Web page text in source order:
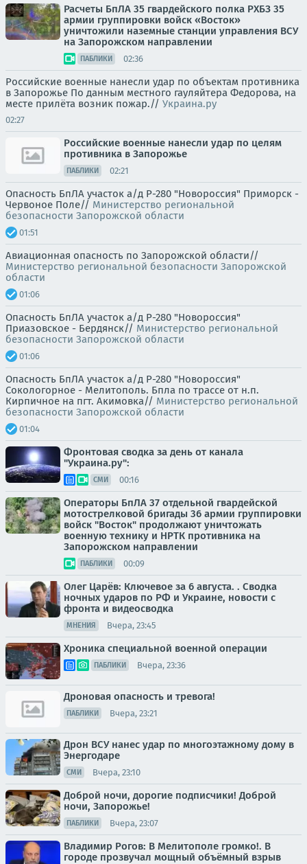
Расчеты БпЛА 35 гвардейского полка РХБЗ 35
армии группировки войск «Восток»
уничтожили наземные станции управления ВСУ
на Запорожском направлении
ПАБЛИКИ 02:36
Российские военные нанесли удар по объектам противника
в Запорожье По данным местного гауляйтера Федорова, на
месте прилёта возник пожар.// Украина.ру
02:27
Российские военные нанесли удар по целям
противника в Запорожье
ПАБЛИКИ 02:21
Опасность БпЛА участок а/д Р-280 "Новороссия" Приморск -
Червоное Поле// Министерство региональной
безопасности Запорожской области
01:51
Авиационная опасность по Запорожской области//
Министерство региональной безопасности Запорожской
области
01:06
Опасность БпЛА участок а/д Р-280 "Новороссия"
Приазовское - Бердянск// Министерство региональной
безопасности Запорожской области
01:06
Опасность БпЛА участок а/д Р-280 "Новороссия"
Сокологорное - Мелитополь. Бпла по трассе от н.п.
Кирпичное на пгт. Акимовка// Министерство региональной
безопасности Запорожской области
01:04
Фронтовая сводка за день от канала
"Украина.ру":
СМИ 00:16
Операторы БпЛА 37 отдельной гвардейской
мотострелковой бригады 36 армии группировки
войск "Восток" продолжают уничтожать
военную технику и НРТК противника на
Запорожском направлении
ПАБЛИКИ 00:09
Олег Царёв: Ключевое за 6 августа. . Сводка
ночных ударов по РФ и Украине, новости с
фронта и видеосводка
МНЕНИЯ Вчера, 23:45
Хроника специальной военной операции
ПАБЛИКИ Вчера, 23:36
Дроновая опасность и тревога!
ПАБЛИКИ Вчера, 23:21
Дрон ВСУ нанес удар по многоэтажному дому в
Энергодаре
СМИ Вчера, 23:10
Доброй ночи, дорогие подписчики! Доброй
ночи, Запорожье!
ПАБЛИКИ Вчера, 23:07
Владимир Рогов: В Мелитополе громко!. В
городе прозвучал мощный объёмный взрыв